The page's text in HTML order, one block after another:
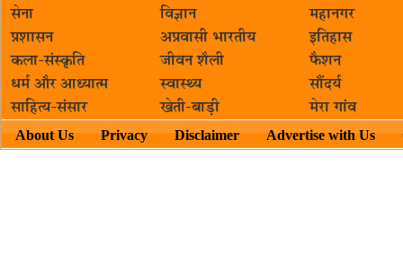
सेना
विज्ञान
महानगर
प्रशासन
अप्रवासी भारतीय
इतिहास
कला-संस्कृति
जीवन शैली
फैशन
धर्म और आध्यात्म
स्वास्थ्य
सौंदर्य
साहित्य-संसार
खेती-बाड़ी मेरा गांव
About Us Privacy Disclaimer Advertise with Us